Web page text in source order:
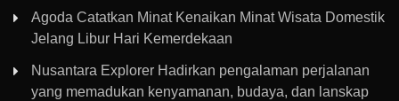
Agoda Catatkan Minat Kenaikan Minat Wisata Domestik
Jelang Libur Hari Kemerdekaan
Nusantara Explorer Hadirkan pengalaman perjalanan
yang memadukan kenyamanan, budaya, dan lanskap